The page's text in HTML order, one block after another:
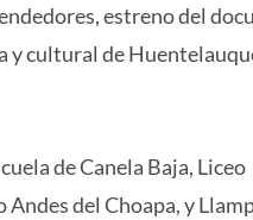
estreno del
y cultural de
de Canela Baja, Liceo
del Choapa, y